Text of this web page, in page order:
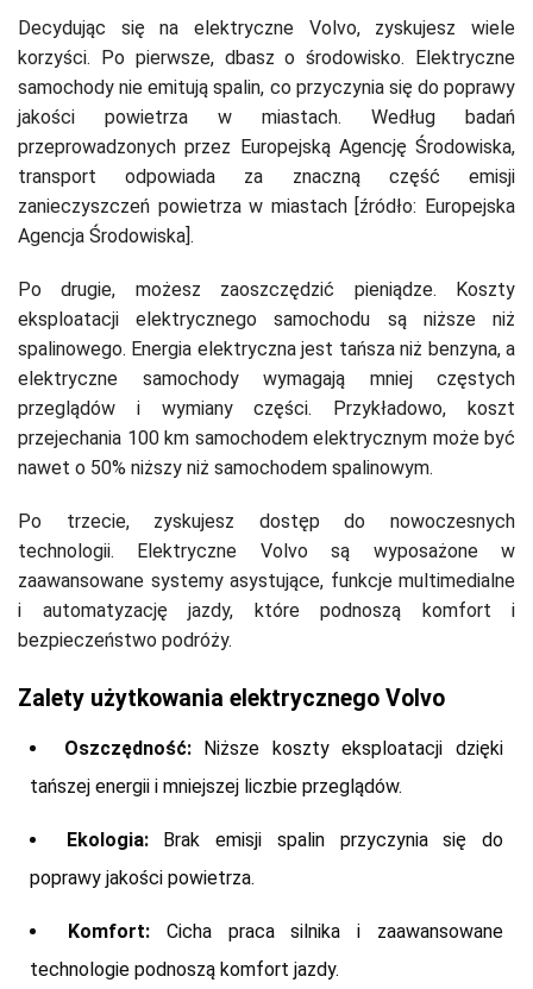
Decydując się na elektryczne Volvo, zyskujesz wiele
korzyści. Po pierwsze, dbasz o środowisko. Elektryczne
samochody nie emitują spalin, co przyczynia się do poprawy
jakości powietrza w miastach. Według badań
przeprowadzonych przez Europejską Agencję Środowiska,
transport odpowiada za znaczną część emisji
zanieczyszczeń powietrza w miastach [źródło: Europejska
Agencja Środowiska].
Po drugie, możesz zaoszczędzić pieniądze. Koszty
eksploatacji elektrycznego samochodu są niższe niż
spalinowego. Energia elektryczna jest tańsza niż benzyna, a
elektryczne samochody wymagają mniej częstych
przeglądów i wymiany części. Przykładowo, koszt
przejechania 100 km samochodem elektrycznym może być
nawet o 50% niższy niż samochodem spalinowym.
Po trzecie, zyskujesz dostęp do nowoczesnych
technologii. Elektryczne Volvo są wyposażone w
zaawansowane systemy asystujące, funkcje multimedialne
i automatyzację jazdy, które podnoszą komfort i
bezpieczeństwo podróży.
Zalety użytkowania elektrycznego Volvo
Oszczędność:Niższe koszty eksploatacji dzięki
tańszej energii i mniejszej liczbie przeglądów.
Ekologia:Brak emisji spalin przyczynia się do
poprawy jakości powietrza.
Komfort:Cicha praca silnika i zaawansowane
technologie podnoszą komfort jazdy.